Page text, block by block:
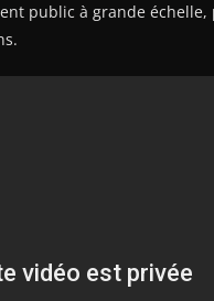
public à grande